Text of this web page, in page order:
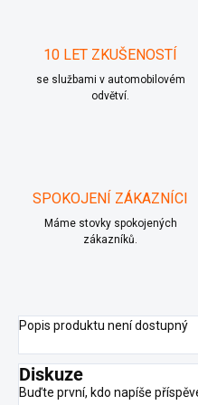
10 LET ZKUŠENOSTÍ
se službami v automobilovém
odvětví.
SPOKOJENÍ ZÁKAZNÍCI
Máme stovky spokojených
zákazníků.
Popis produktu není dostupný
Diskuze
Buďte první, kdo napíše